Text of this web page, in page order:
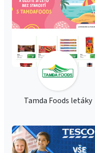
Tamda Foods letáky